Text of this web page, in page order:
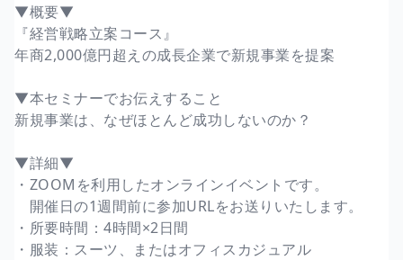
▼概要▼
『経営戦略立案コース』
年商2,000億円超えの成長企業で新規事業を提案
▼本セミナーでお伝えすること
新規事業は、なぜほとんど成功しないのか？
▼詳細▼
・ZOOMを利用したオンラインイベントです。
開催日の1週間前に参加URLをお送りいたします。
・所要時間：4時間×2日間
・服装：スーツ、またはオフィスカジュアル